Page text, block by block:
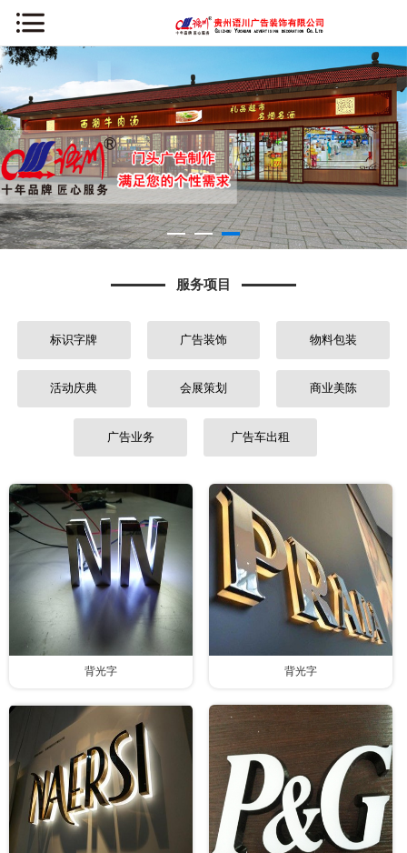
服务项目
标识字牌 广告装饰 物料包装
活动庆典 会展策划 商业美陈
广告业务 广告车出租
背光字 背光字
公司简介
新闻资讯
服务项目
案例中心
荣誉资质
常见问题